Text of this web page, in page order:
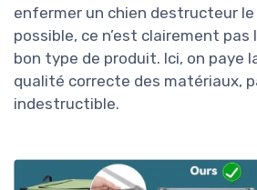
enfermer un chien destructeur le
possible, ce n’est clairement pas
bon type de produit. Ici, on paye
qualité correcte des matériaux,
indestructible.